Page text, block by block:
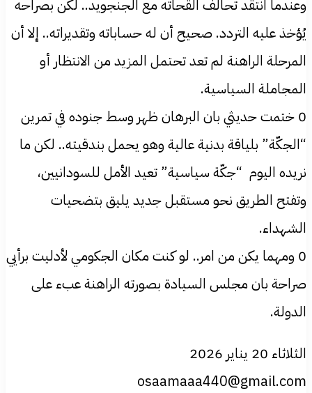
وعندما انتقد تحالف القحاته مع الجنجويد.. لكن بصراحه
يُؤخذ عليه التردد. صحيح أن له حساباته وتقديراته.. إلا أن
المرحلة الراهنة لم تعد تحتمل المزيد من الانتظار أو
المجاملة السياسية.
0 ختمت حديثي بان البرهان ظهر وسط جنوده في تمرين
“الجكّة” بلياقة بدنية عالية وهو يحمل بندقيته.. لكن ما
نريده اليوم “جكّة سياسية” تعيد الأمل للسودانيين،
وتفتح الطريق نحو مستقبل جديد يليق بتضحيات
الشهداء.
0 ومهما يكن من امر.. لو كنت مكان الجكومي لأدليت برأيي
صراحة بان مجلس السيادة بصورته الراهنة عبء على
الدولة.
الثلاثاء 20 يناير 2026
osaamaaa440@gmail.com